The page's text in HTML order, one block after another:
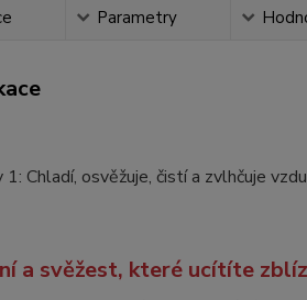
Parametry
Chladí, osvěžuje, čistí a zvlhčuje
a svěžest, které ucítíte